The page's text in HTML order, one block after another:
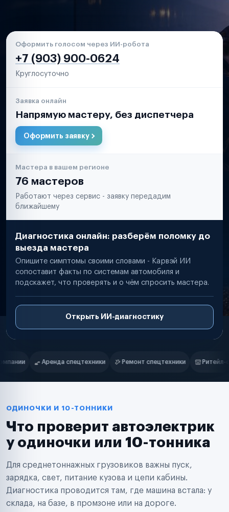
Оформить голосом через ИИ-робота
+7 (903) 900-0624
Круглосуточно
Заявка онлайн
Напрямую мастеру, без диспетчера
Оформить заявку
Мастера в вашем регионе
76 мастеров
Работают через сервис - заявку передадим
ближайшему
Диагностика онлайн: разберём поломку до
выезда мастера
Опишите симптомы своими словами - Карвэй ИИ
сопоставит факты по системам автомобиля и
подскажет, что проверять и о чём спросить мастера.
Открыть ИИ-диагностику
Нам доверяют
Ремонт спецтехники Ритейл-сети Управляющие
Маркетплейсы
Таксопарки
Автодилеры
Поставщики запчастей
Аренда спецтехники
Ремонт спецтехники
Ритейл-сети
Управляющие компании
Страховые компании
ОДИНОЧКИ И 10-ТОННИКИ
Что проверит автоэлектрик
у одиночки или 10-тонника
Для среднетоннажных грузовиков важны пуск,
зарядка, свет, питание кузова и цепи кабины.
Диагностика проводится там, где машина встала: у
склада, на базе, в промзоне или на дороге.